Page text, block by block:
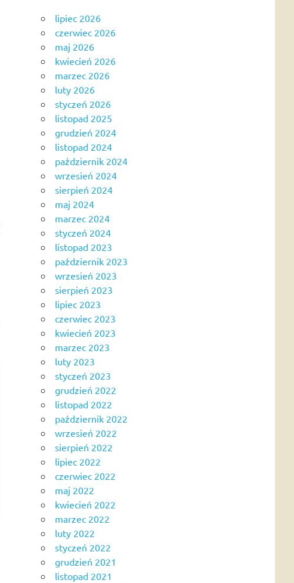
lipiec 2026
czerwiec 2026
maj 2026
kwiecień 2026
marzec 2026
luty 2026
styczeń 2026
listopad 2025
grudzień 2024
listopad 2024
październik 2024
wrzesień 2024
sierpień 2024
maj 2024
marzec 2024
styczeń 2024
listopad 2023
październik 2023
wrzesień 2023
sierpień 2023
lipiec 2023
czerwiec 2023
kwiecień 2023
marzec 2023
luty 2023
styczeń 2023
grudzień 2022
listopad 2022
październik 2022
wrzesień 2022
sierpień 2022
lipiec 2022
czerwiec 2022
maj 2022
kwiecień 2022
marzec 2022
luty 2022
styczeń 2022
grudzień 2021
listopad 2021